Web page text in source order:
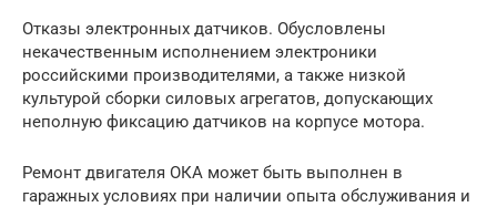
Отказы электронных датчиков. Обусловлены
некачественным исполнением электроники
российскими производителями, а также низкой
культурой сборки силовых агрегатов, допускающих
неполную фиксацию датчиков на корпусе мотора.
Ремонт двигателя ОКА может быть выполнен в
гаражных условиях при наличии опыта обслуживания и